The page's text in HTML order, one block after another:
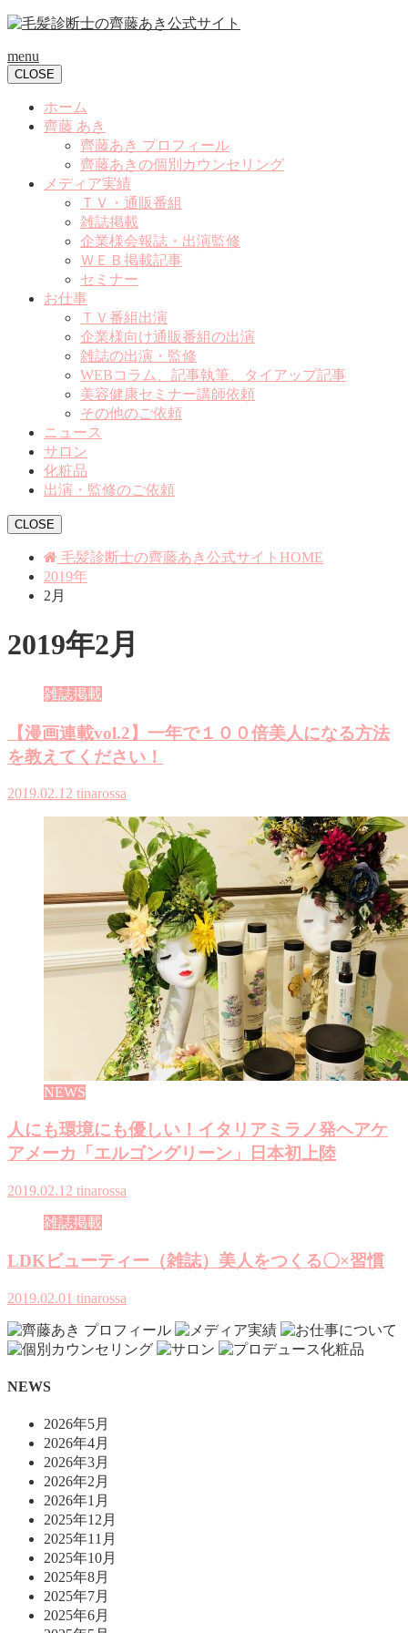
menu
CLOSE
ホーム
齊藤 あき
齊藤あき プロフィール
齊藤あきの個別カウンセリング
メディア実績
ＴＶ・通販番組
雑誌掲載
企業様会報誌・出演監修
ＷＥＢ掲載記事
セミナー
お仕事
ＴＶ番組出演
企業様向け通販番組の出演
雑誌の出演・監修
WEBコラム、記事執筆、タイアップ記事
美容健康セミナー講師依頼
その他のご依頼
ニュース
サロン
化粧品
出演・監修のご依頼
CLOSE
毛髪診断士の齊藤あき公式サイトHOME
2019年
2月
2019年2月
雑誌掲載
【漫画連載vol.2】一年で１００倍美人になる方法
を教えてください！
2019.02.12 tinarossa
NEWS
人にも環境にも優しい！イタリアミラノ発ヘアケ
アメーカ「エルゴングリーン」日本初上陸
2019.02.12 tinarossa
雑誌掲載
LDKビューティー（雑誌）美人をつくる〇×習慣
2019.02.01 tinarossa
NEWS
2026年5月
2026年4月
2026年3月
2026年2月
2026年1月
2025年12月
2025年11月
2025年10月
2025年8月
2025年7月
2025年6月